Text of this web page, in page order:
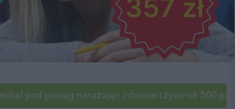
pociąg narażając zdrowie i życie ok 500